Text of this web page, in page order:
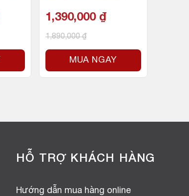
0MB/s)
1,390,000 ₫
1,890,000₫
MUA NGAY
HỖ TRỢ KHÁCH HÀNG
Hướng dẫn mua hàng online